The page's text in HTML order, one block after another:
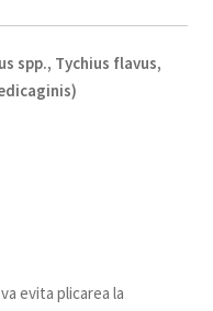
spp., Tychius flavus,
evita plicarea la